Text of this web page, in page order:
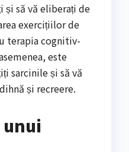
și să vă eliberați de
exercițiilor de
terapia cognitiv-
este
sarcinile și să vă
și recreere.
unui